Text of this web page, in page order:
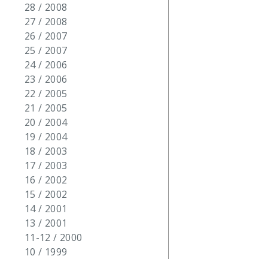
28 / 2008
27 / 2008
26 / 2007
25 / 2007
24 / 2006
23 / 2006
22 / 2005
21 / 2005
20 / 2004
19 / 2004
18 / 2003
17 / 2003
16 / 2002
15 / 2002
14 / 2001
13 / 2001
11-12 / 2000
10 / 1999